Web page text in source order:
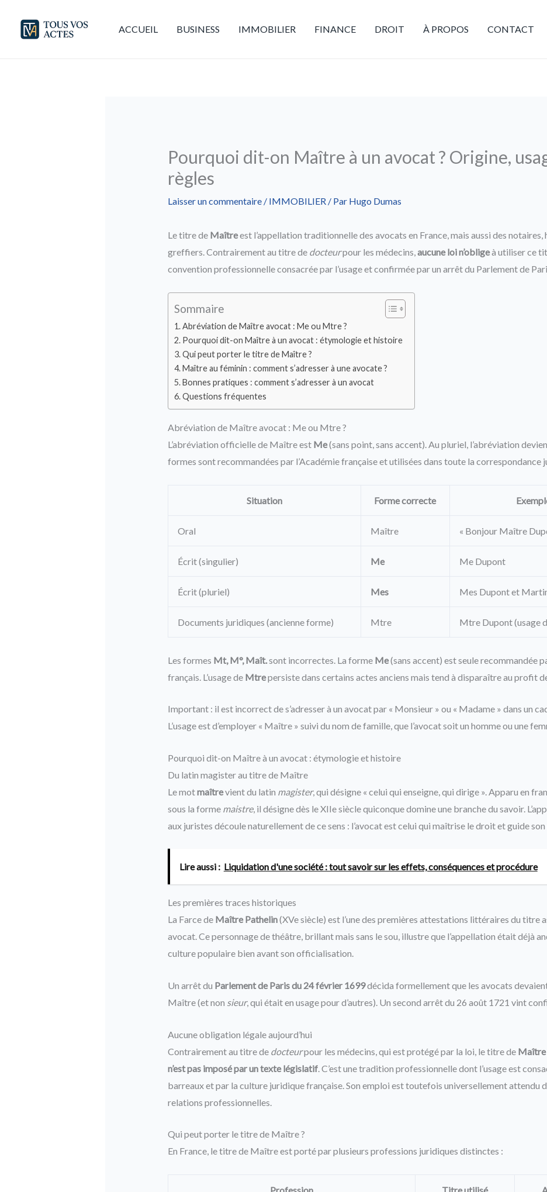
contenu
ACCUEIL BUSINESS IMMOBILIER FINANCE DROIT À PROPOS CONTACT
Pourquoi dit-on Maître à un avocat ? Origine,
règles
Laisser un commentaire / IMMOBILIER/ Par Hugo Dumas
Le titre de Maîtreest l’appellation traditionnelle des avocats en France, mais aussi des notaires,
greffiers. Contrairement au titre de docteurpour les médecins,aucune loi n’obligeà utiliser ce
convention professionnelle consacrée par l’usage et confirmée par un arrêt du Parlement de
Sommaire
Abréviation de Maître avocat : Me ou Mtre ?
Pourquoi dit-on Maître à un avocat : étymologie et histoire
Qui peut porter le titre de Maître ?
Maître au féminin : comment s’adresser à une avocate ?
Bonnes pratiques : comment s’adresser à un avocat
Questions fréquentes
Abréviation de Maître avocat : Me ou Mtre ?
L’abréviation officielle de Maître est Me(sans point, sans accent). Au pluriel, l’abréviation
formes sont recommandées par l’Académie française et utilisées dans toute la correspondance
Situation Forme correcte
Oral Maître « Bonjour Maître
Écrit (singulier) Me Me Dupont
Écrit (pluriel) Mes Mes Dupont et
Documents juridiques (ancienne forme) Mtre Mtre Dupont (usage
Les formes Mt, M°, Maît.sont incorrectes. La forme Me(sans accent) est seule recommandée
français. L’usage de Mtrepersiste dans certains actes anciens mais tend à disparaître au profit
Important : il est incorrect de s’adresser à un avocat par « Monsieur » ou « Madame » dans un
L’usage est d’employer « Maître » suivi du nom de famille, que l’avocat soit un homme ou une
Pourquoi dit-on Maître à un avocat : étymologie et histoire
Du latin magister au titre de Maître
Le motmaîtrevient du latin magister, qui désigne « celui qui enseigne, qui dirige ». Apparu en
sous la forme maistre, il désigne dès le XIIe siècle quiconque domine une branche du savoir.
aux juristes découle naturellement de ce sens : l’avocat est celui qui maîtrise le droit et guide
Lire aussi : Liquidation d'une société : tout savoir sur les effets, conséquences et procédure
Les premières traces historiques
La Farce de Maître Pathelin(XVe siècle) est l’une des premières attestations littéraires du titre
avocat. Ce personnage de théâtre, brillant mais sans le sou, illustre que l’appellation était déjà
culture populaire bien avant son officialisation.
Un arrêt du Parlement de Paris du 24 février 1699décida formellement que les avocats
Maître (et non sieur, qui était en usage pour d’autres). Un second arrêt du 26 août 1721 vint
Aucune obligation légale aujourd’hui
Contrairement au titre de docteurpour les médecins, qui est protégé par la loi, le titre de Maître
n’est pas imposé par un texte législatif. C’est une tradition professionnelle dont l’usage est
barreaux et par la culture juridique française. Son emploi est toutefois universellement attendu
relations professionnelles.
Qui peut porter le titre de Maître ?
En France, le titre de Maître est porté par plusieurs professions juridiques distinctes :